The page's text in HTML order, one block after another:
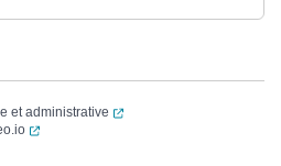
et administrative
(ouverture dans un
(ouverture dans un nouvel onglet)